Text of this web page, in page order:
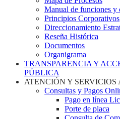
Manual de funciones y
Principios Corporativos
Direccionamiento
Reseña Histórica
Documentos
Organigrama
TRANSPARENCIA Y
PÚBLICA
ATENCIÓN Y
Consultas y Pagos
Pago en línea
Porte de placa